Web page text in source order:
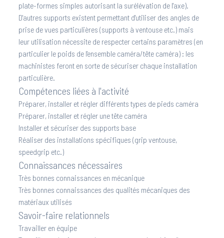
plate-formes simples autorisant la surélévation de l'axe).
D'autres supports existent permettant d'utiliser des angles de
prise de vues particulières (supports à ventouse etc.) mais
leur utilisation nécessite de respecter certains paramètres (en
particulier le poids de l'ensemble caméra/tête caméra) : les
machinistes feront en sorte de sécuriser chaque installation
particulière.
Compétences liées à l'activité
Préparer, installer et régler différents types de pieds caméra
Préparer, installer et régler une tête caméra
Installer et sécuriser des supports base
Réaliser des installations spécifiques (grip ventouse,
speedgrip etc.)
Connaissances nécessaires
Très bonnes connaissances en mécanique
Très bonnes connaissances des qualités mécaniques des
matériaux utilisés
Savoir-faire relationnels
Travailler en équipe